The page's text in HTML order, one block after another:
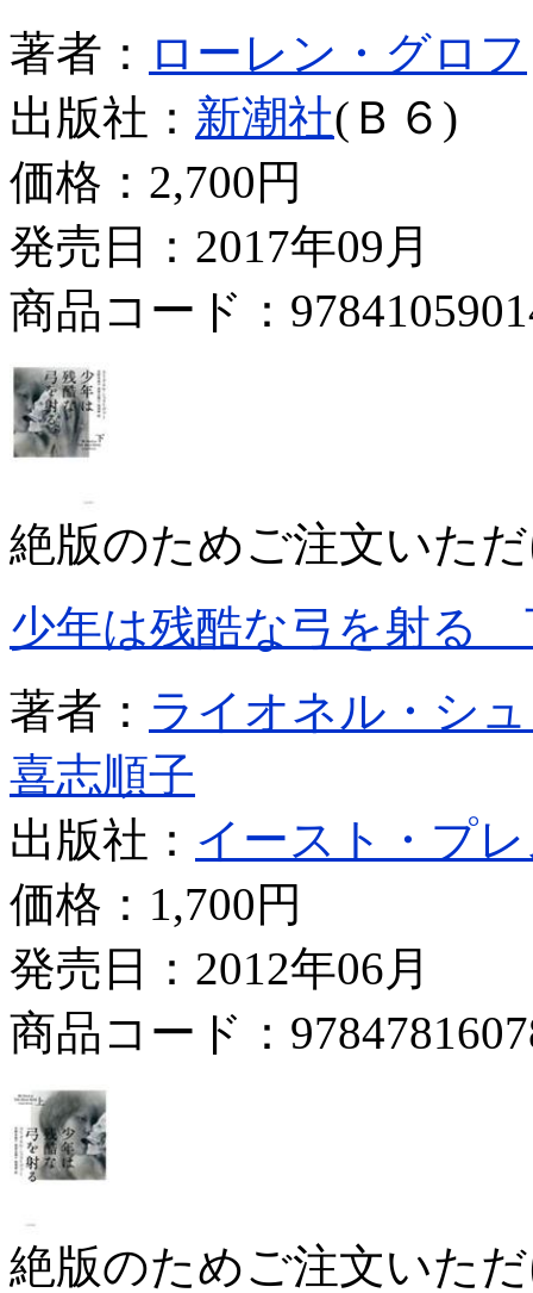
著者： ローレン・グロフ
出版社： 新潮社(Ｂ６)
価格： 2,700円
発売日：2017年09月
商品コード：
絶版のためご注文いた
少年は残酷な弓を射る
著者： ライオネル・シ
喜志順子
出版社： イースト・プ
価格： 1,700円
発売日：2012年06月
商品コード：
絶版のためご注文いた